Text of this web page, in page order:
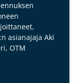
asianajaja Aki
OTM